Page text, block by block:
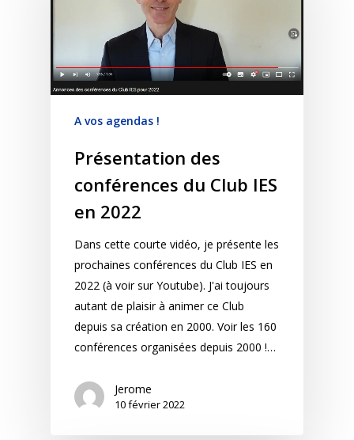
A vos agendas !
Présentation des
conférences du Club IES
en 2022
Dans cette courte vidéo, je présente les
prochaines conférences du Club IES en
2022 (à voir sur Youtube). J'ai toujours
autant de plaisir à animer ce Club
depuis sa création en 2000. Voir les 160
conférences organisées depuis 2000 !…
Jerome
10 février 2022